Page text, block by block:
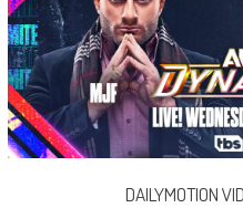
DAILYMOTION